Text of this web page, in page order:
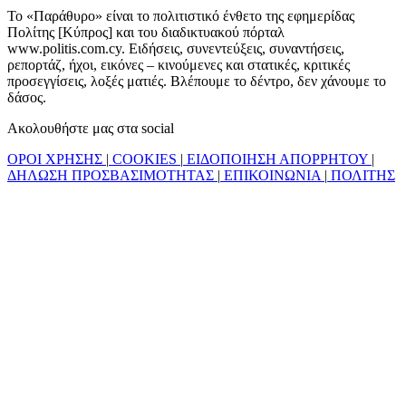
Το «Παράθυρο» είναι το πολιτιστικό ένθετο της εφημερίδας
Πολίτης [Κύπρος] και του διαδικτυακού πόρταλ
www.politis.com.cy. Ειδήσεις, συνεντεύξεις, συναντήσεις,
ρεπορτάζ, ήχοι, εικόνες – κινούμενες και στατικές, κριτικές
προσεγγίσεις, λοξές ματιές. Βλέπουμε το δέντρο, δεν χάνουμε το
δάσος.
Ακολουθήστε μας στα social
ΟΡΟΙ ΧΡΗΣΗΣ
COOKIES ΕΙΔΟΠΟΙΗΣΗ ΑΠΟΡΡΗΤΟΥ
ΔΗΛΩΣΗ ΠΡΟΣΒΑΣΙΜΟΤΗΤΑΣ
ΕΠΙΚΟΙΝΩΝΙΑ ΠΟΛΙΤΗΣ